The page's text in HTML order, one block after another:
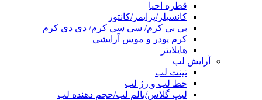
قطره احیا
کانسیلر/پرایمر/کانتور
بی بی کرم/ سی سی کرم/ دی دی کرم
کرم پودر و موس آرایشی
هایلایتر
آرایش لب
تینت لب
خط لب و رژ لب
لیپ گلاس/بالم لب/حجم دهنده لب